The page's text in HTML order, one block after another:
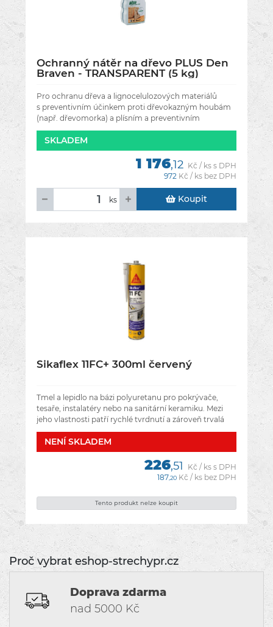
Proč vybrat eshop-strechypr.cz
Doprava zdarma
nad 5000 Kč
Ochranný nátěr na dřevo PLUS Den
Braven - TRANSPARENT (5 kg)
Pro ochranu dřeva a lignocelulozových materiálů
s preventivním účinkem proti dřevokazným houbám
(např. dřevomorka) a plísním a preventivním
i likvidačním účinkem na
SKLADEM
1 176,12 Kč / ks s DPH
972 Kč / ks bez DPH
ks Koupit
Sikaflex 11FC+ 300ml červený
Tmel a lepidlo na bázi polyuretanu pro pokrývače,
tesaře, instalatéry nebo na sanitární keramiku. Mezi
jeho vlastnosti patří rychlé tvrdnutí a zároveň trvalá
pružnost.Vhodný pro
NENÍ­ SKLADEM
226,51
Kč / ks s DPH
187,20 Kč / ks bez DPH
Tento produkt nelze koupit